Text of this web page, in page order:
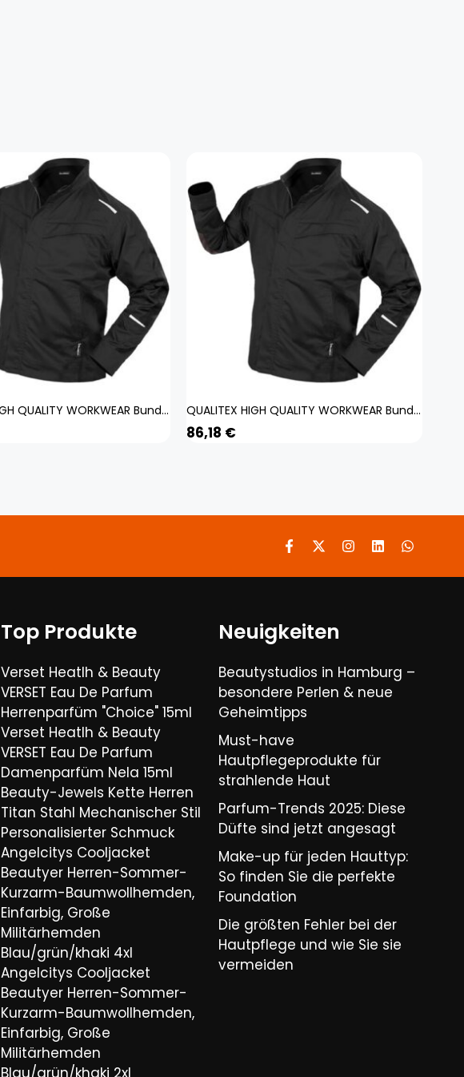
QUALITEX HIGH QUALITY WORKWEAR Bundjacke IND black beauty Damen: 5XL Herren: 5XL QUALITEX HIGH QUALITY WORKWEAR Bundjacke IND black beauty Damen: S Herren: S
86,18 €
Top Produkte
Verset Heatlh & Beauty
VERSET Eau De Parfum
Herrenparfüm "Choice" 15ml
Verset Heatlh & Beauty
VERSET Eau De Parfum
Damenparfüm Nela 15ml
Beauty-Jewels Kette Herren
Titan Stahl Mechanischer Stil
Personalisierter Schmuck
Angelcitys Cooljacket
Beautyer Herren-Sommer-
Kurzarm-Baumwollhemden,
Einfarbig, Große
Militärhemden
Blau/grün/khaki 4xl
Angelcitys Cooljacket
Beautyer Herren-Sommer-
Kurzarm-Baumwollhemden,
Einfarbig, Große
Militärhemden
Blau/grün/khaki 2xl
Neuigkeiten
Beautystudios in Hamburg –
besondere Perlen & neue
Geheimtipps
Must-have
Hautpflegeprodukte für
strahlende Haut
Parfum-Trends 2025: Diese
Düfte sind jetzt angesagt
Make-up für jeden Hauttyp:
So finden Sie die perfekte
Foundation
Die größten Fehler bei der
Hautpflege und wie Sie sie
vermeiden